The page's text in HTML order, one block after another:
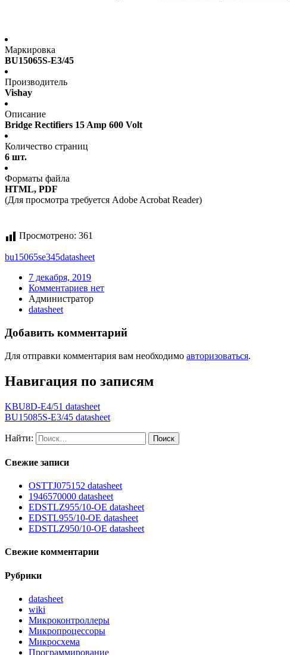
Маркировка
BU15065S-E3/45
Производитель
Vishay
Описание
Bridge Rectifiers 15 Amp 600 Volt
Количество страниц
6 шт.
Форматы файла
HTML, PDF
(Для просмотра требуется Adobe Acrobat Reader)
Просмотрено: 361
bu15065se345datasheet
7 декабря, 2019
Комментариев нет
Администратор
datasheet
Добавить комментарий
Для отправки комментария вам необходимо авторизоваться.
Навигация по записям
KBU8D-E4/51 datasheet
BU15085S-E3/45 datasheet
Найти:
Свежие записи
OSTTJ075152 datasheet
1946570000 datasheet
EDSTLZ955/10-OE datasheet
EDSTL955/10-OE datasheet
EDSTLZ950/10-OE datasheet
Свежие комментарии
Рубрики
datasheet
wiki
Микроконтроллеры
Микропроцессоры
Микросхема
Программирование